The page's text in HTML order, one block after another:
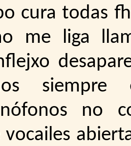
cura todas
me liga
siempre
no